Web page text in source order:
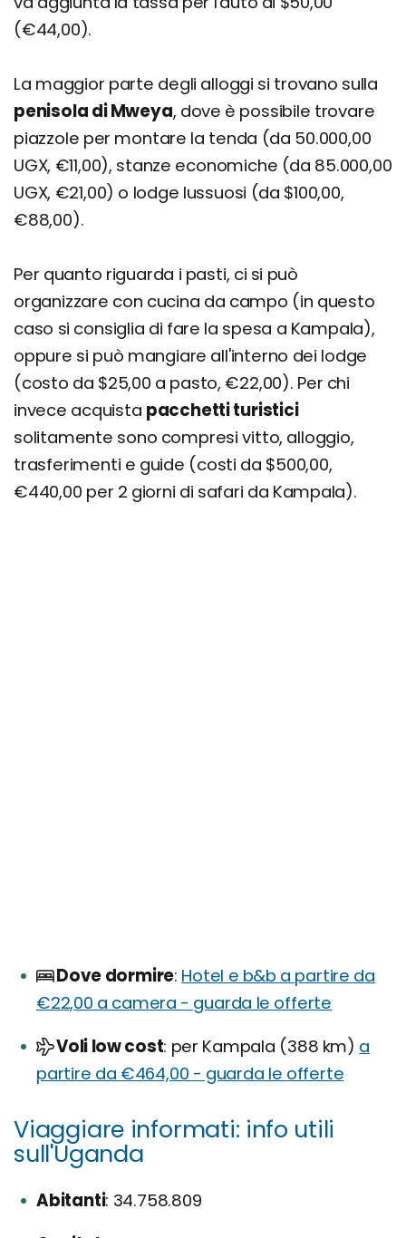
(€44,00).
La maggior parte degli alloggi si trovano sulla
penisola di Mweya, dove è possibile trovare
piazzole per montare la tenda (da 50.000,00
UGX, €11,00), stanze economiche (da 85.000,00
UGX, €21,00) o lodge lussuosi (da $100,00,
€88,00).
Per quanto riguarda i pasti, ci si può
organizzare con cucina da campo (in questo
caso si consiglia di fare la spesa a Kampala),
oppure si può mangiare all'interno dei lodge
(costo da $25,00 a pasto, €22,00). Per chi
invece acquista pacchetti turistici
solitamente sono compresi vitto, alloggio,
trasferimenti e guide (costi da $500,00,
€440,00 per 2 giorni di safari da Kampala).
Dove dormire Hotel e b&b a partire da
€22,00 a camera - guarda le offerte
Voli low cost per Kampala (388 km) a
partire da €464,00 - guarda le offerte
Viaggiare informati: info utili
sull'Uganda
Abitanti 34.758.809